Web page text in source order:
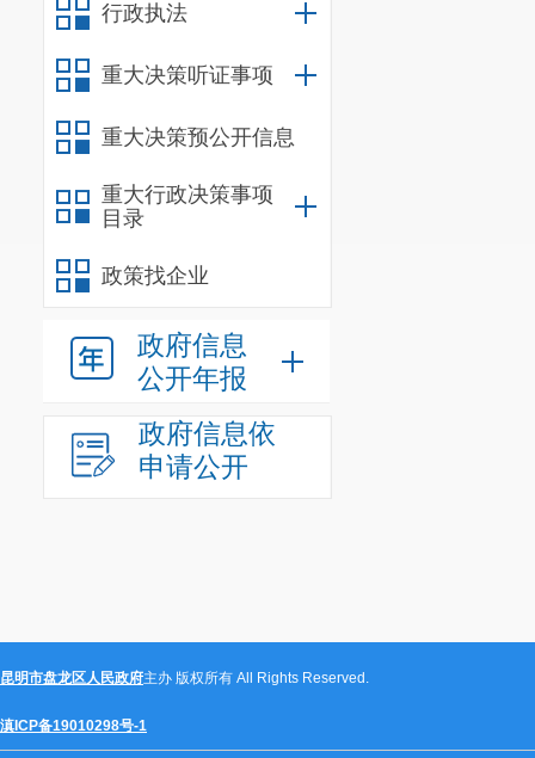
行政执法
重大决策听证事项
重大决策预公开信息
重大行政决策事项
目录
政策找企业
政府信息
公开年报
政府信息依
申请公开
建设项目名称
昆明市盘龙区人民政府主办 版权所有 All Rights Reserved.
滇ICP备19010298号-1